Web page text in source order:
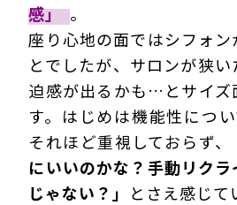
感」 。
座り心地の面ではシフォ
とでしたが、サロンが狭
迫感が出るかも…とサイズ
す。はじめは機能性につ
それほど重視しておらず、
にいいのかな？手動リク
じゃない？」 とさえ感じて